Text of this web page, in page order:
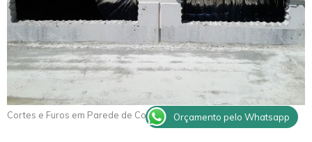
Cortes e Furos em Parede de Concreto PiracaiaOrçamento pelo Whatsapp